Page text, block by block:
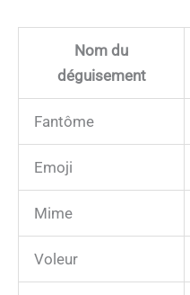
Nom du
déguisement
Fantôme
Emoji
Mime
Voleur